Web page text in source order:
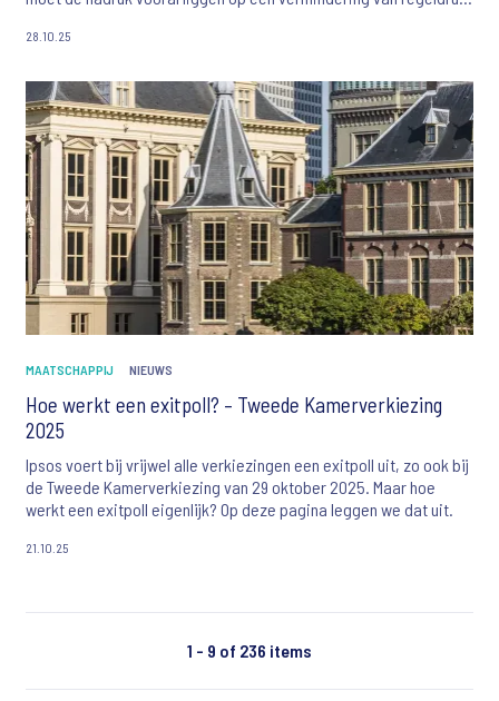
28.10.25
MAATSCHAPPIJ NIEUWS
Hoe werkt een exitpoll? – Tweede Kamerverkiezing
2025
Ipsos voert bij vrijwel alle verkiezingen een exitpoll uit, zo ook bij
de Tweede Kamerverkiezing van 29 oktober 2025. Maar hoe
werkt een exitpoll eigenlijk? Op deze pagina leggen we dat uit.
21.10.25
1 - 9 of 236 items